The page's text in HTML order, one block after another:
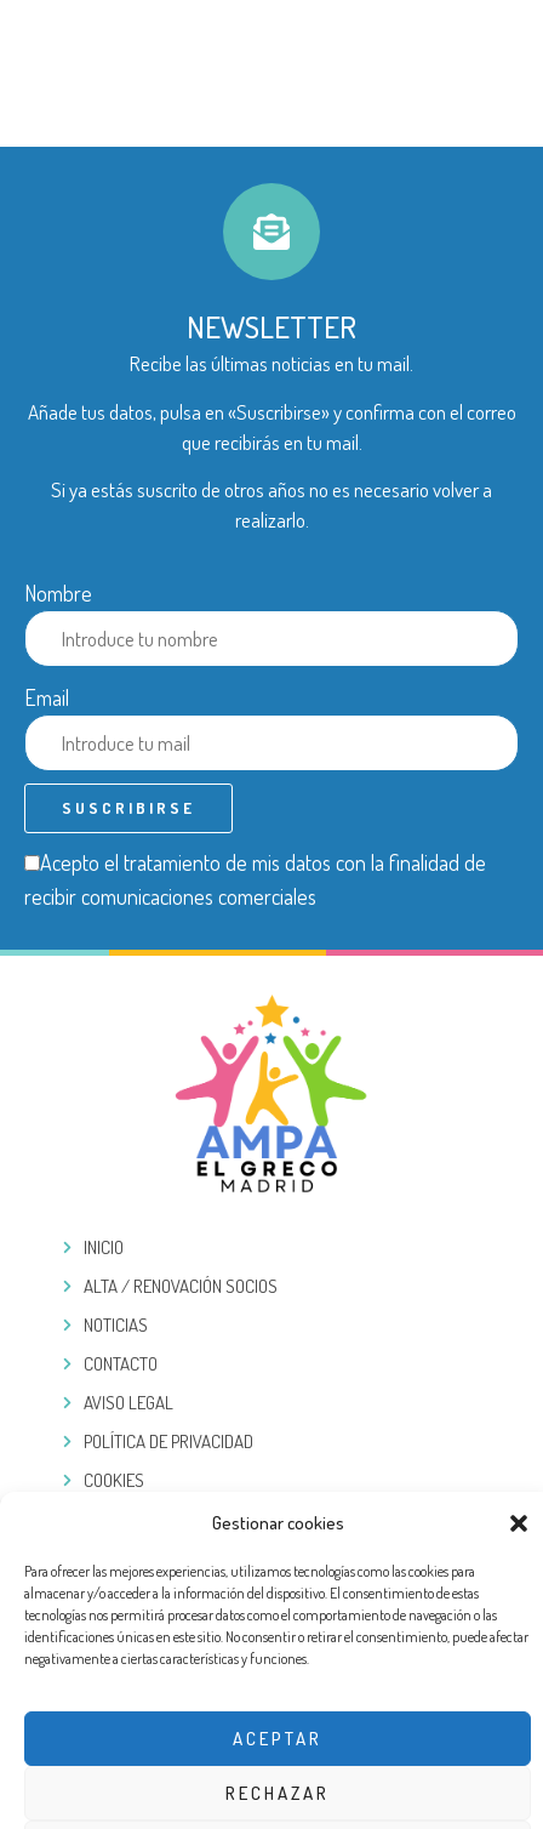
Gestionar cookies
Para ofrecer las mejores experiencias, utilizamos tecnologías como las cookies para
almacenar y/o acceder a la información del dispositivo. El consentimiento de estas
tecnologías nos permitirá procesar datos como el comportamiento de navegación o las
identificaciones únicas en este sitio. No consentir o retirar el consentimiento, puede afectar
negativamente a ciertas características y funciones.
ACEPTAR
RECHAZAR
NEWSLETTER
Recibe las últimas noticias en tu mail.
Añade tus datos, pulsa en «Suscribirse» y confirma con el correo
que recibirás en tu mail.
Si ya estás suscrito de otros años no es necesario volver a
realizarlo.
Nombre
Email
Acepto el tratamiento de mis datos con la finalidad de
recibir comunicaciones comerciales
INICIO
ALTA / RENOVACIÓN SOCIOS
NOTICIAS
CONTACTO
AVISO LEGAL
POLÍTICA DE PRIVACIDAD
COOKIES